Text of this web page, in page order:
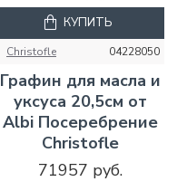
Christofle 04228050
Графин для масла и
уксуса 20,5см от
Albi Посеребрение
Christofle
71957 руб.
КУПИТЬ